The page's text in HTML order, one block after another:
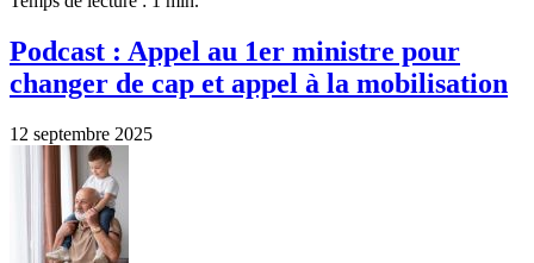
Podcast : Appel au 1er ministre pour
changer de cap et appel à la mobilisation
12 septembre 2025